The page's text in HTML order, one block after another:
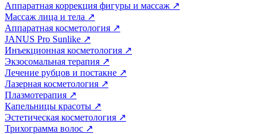
Аппаратная коррекция фигуры и массаж ↗
Массаж лица и тела ↗
Аппаратная косметология ↗
JANUS Pro Sunlike ↗
Инъекционная косметология ↗
Экзосомальная терапия ↗
Лечение рубцов и постакне ↗
Лазерная косметология ↗
Плазмотерапия ↗
Капельницы красоты ↗
Эстетическая косметология ↗
Трихограмма волос ↗